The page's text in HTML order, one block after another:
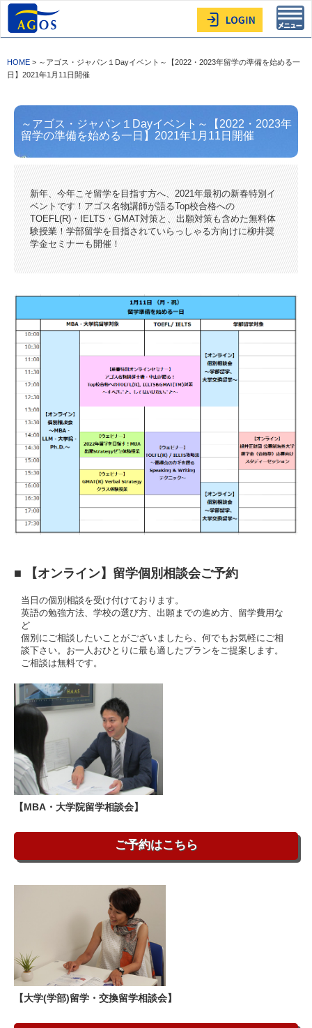
HOME > ～アゴス・ジャパン１Dayイベント～【2022・2023年留学の準備を始める一
日】2021年1月11日開催
～アゴス・ジャパン１Dayイベント～【2022・2023年
留学の準備を始める一日】2021年1月11日開催
新年、今年こそ留学を目指す方へ、2021年最初の新春特別イ
ベントです！アゴス名物講師が語るTop校合格への
TOEFL(R)・IELTS・GMAT対策と、出願対策も含めた無料体
験授業！学部留学を目指されていらっしゃる方向けに柳井奨
学金セミナーも開催！
■ 【オンライン】留学個別相談会ご予約
当日の個別相談を受け付けております。
英語の勉強方法、学校の選び方、出願までの進め方、留学費用な
ど
個別にご相談したいことがございましたら、何でもお気軽にご相
談下さい。お一人おひとりに最も適したプランをご提案します。
ご相談は無料です。
【MBA・大学院留学相談会】
ご予約はこちら
【大学(学部)留学・交換留学相談会】